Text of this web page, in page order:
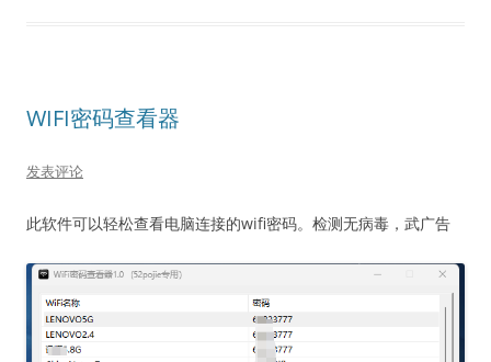
WIFI密码查看器
发表评论
此软件可以轻松查看电脑连接的wifi密码。检测无病毒，武广告